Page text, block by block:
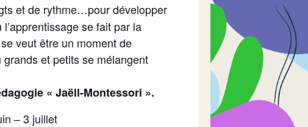
et de rythme…pour développer
se fait par la
veut être un moment de
et petits se mélangent
« Jaëll-Montessori ».
– 3 juillet